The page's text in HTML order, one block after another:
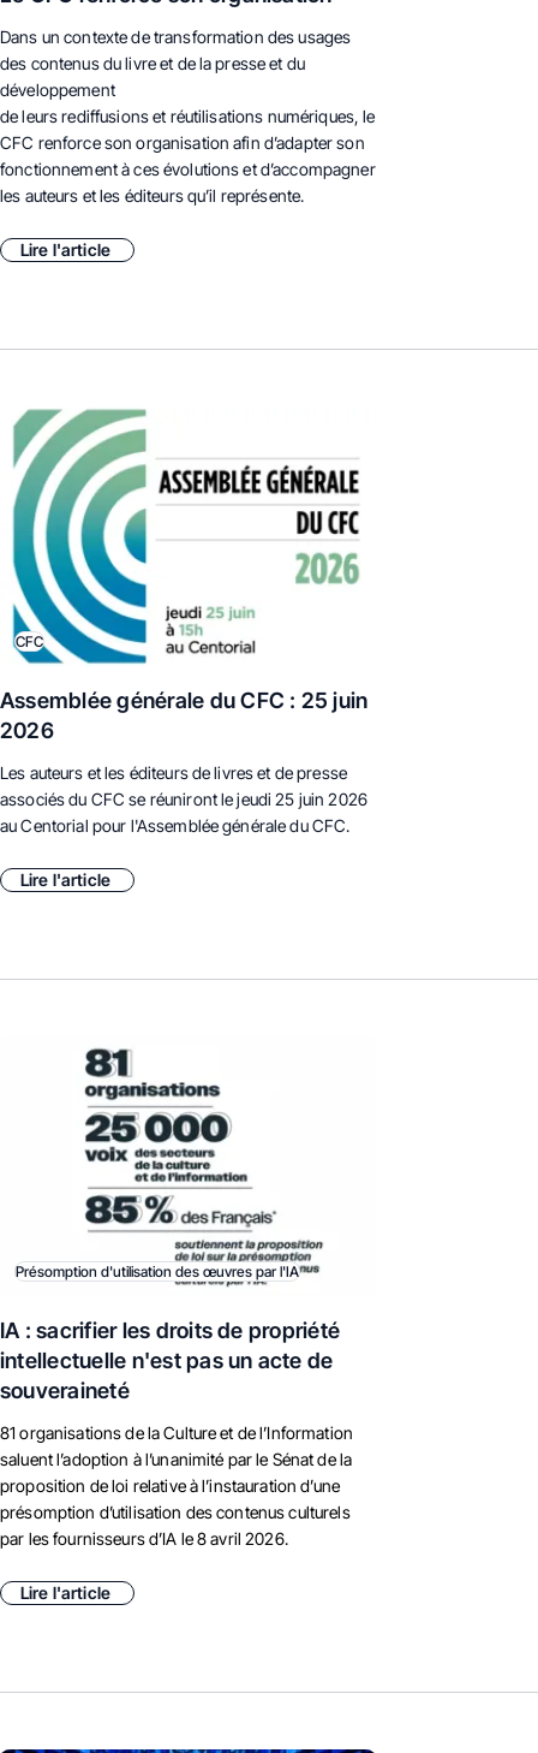
Dans un contexte de transformation des usages
des contenus du livre et de la presse et du
développement
de leurs rediffusions et réutilisations numériques, le
CFC renforce son organisation afin d’adapter son
fonctionnement à ces évolutions et d’accompagner
les auteurs et les éditeurs qu’il représente.
Lire l'article
CFC
Assemblée générale du CFC : 25 juin
2026
Les auteurs et les éditeurs de livres et de presse
associés du CFC se réuniront le jeudi 25 juin 2026
au Centorial pour l'Assemblée générale du CFC.
Lire l'article
Présomption d'utilisation des œuvres par l'IA
IA : sacrifier les droits de propriété
intellectuelle n'est pas un acte de
souveraineté
81 organisations de la Culture et de l’Information
saluent l’adoption à l’unanimité par le Sénat de la
proposition de loi relative à l’instauration d’une
présomption d’utilisation des contenus culturels
par les fournisseurs d’IA le 8 avril 2026.
Lire l'article